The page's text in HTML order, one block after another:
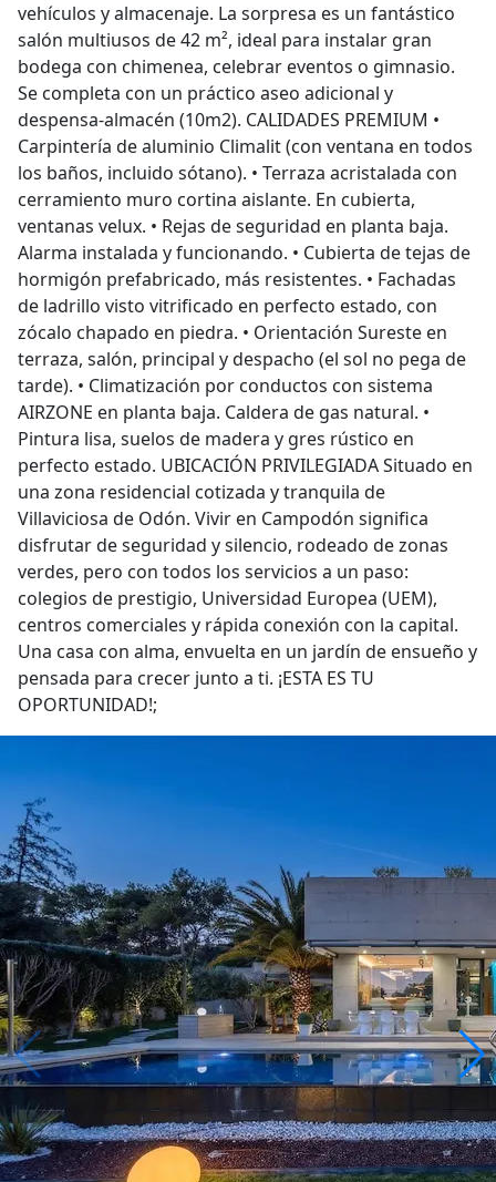
vehículos y almacenaje. La sorpresa es un fantástico
salón multiusos de 42 m², ideal para instalar gran
bodega con chimenea, celebrar eventos o gimnasio.
Se completa con un práctico aseo adicional y
despensa-almacén (10m2). CALIDADES PREMIUM •
Carpintería de aluminio Climalit (con ventana en todos
los baños, incluido sótano). • Terraza acristalada con
cerramiento muro cortina aislante. En cubierta,
ventanas velux. • Rejas de seguridad en planta baja.
Alarma instalada y funcionando. • Cubierta de tejas de
hormigón prefabricado, más resistentes. • Fachadas
de ladrillo visto vitrificado en perfecto estado, con
zócalo chapado en piedra. • Orientación Sureste en
terraza, salón, principal y despacho (el sol no pega de
tarde). • Climatización por conductos con sistema
AIRZONE en planta baja. Caldera de gas natural. •
Pintura lisa, suelos de madera y gres rústico en
perfecto estado. UBICACIÓN PRIVILEGIADA Situado en
una zona residencial cotizada y tranquila de
Villaviciosa de Odón. Vivir en Campodón significa
disfrutar de seguridad y silencio, rodeado de zonas
verdes, pero con todos los servicios a un paso:
colegios de prestigio, Universidad Europea (UEM),
centros comerciales y rápida conexión con la capital.
Una casa con alma, envuelta en un jardín de ensueño y
pensada para crecer junto a ti. ¡ESTA ES TU
OPORTUNIDAD!;